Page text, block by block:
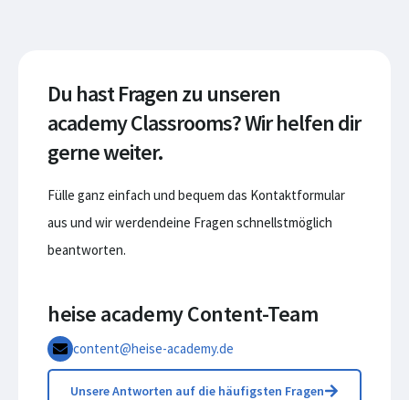
Du hast Fragen zu unseren
academy Classrooms? Wir helfen dir
gerne weiter.
Fülle ganz einfach und bequem das Kontaktformular
aus und wir werdendeine Fragen schnellstmöglich
beantworten.
heise academy Content-Team
content@heise-academy.de
Unsere Antworten auf die häufigsten Fragen